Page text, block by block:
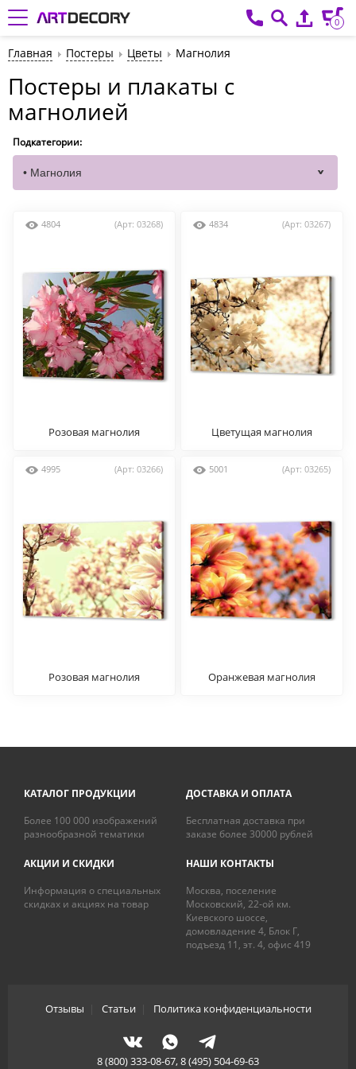
0
Главная Постеры Цветы Магнолия
Постеры и плакаты с
магнолией
Подкатегории:
4804 (Арт: 03268)
Розовая магнолия
4834 (Арт: 03267)
Цветущая магнолия
4995 (Арт: 03266)
Розовая магнолия
5001 (Арт: 03265)
Оранжевая магнолия
КАТАЛОГ ПРОДУКЦИИ
Более 100 000 изображений
разнообразной тематики
ДОСТАВКА И ОПЛАТА
Бесплатная доставка при
заказе более 30000 рублей
АКЦИИ И СКИДКИ
Информация о специальных
скидках и акциях на товар
НАШИ КОНТАКТЫ
Москва, поселение
Московский, 22-ой км.
Киевского шоссе,
домовладение 4, Блок Г,
подъезд 11, эт. 4, офис 419
Отзывы Статьи| Политика конфиденциальности
8 (800) 333-08-67, 8 (495) 504-69-63